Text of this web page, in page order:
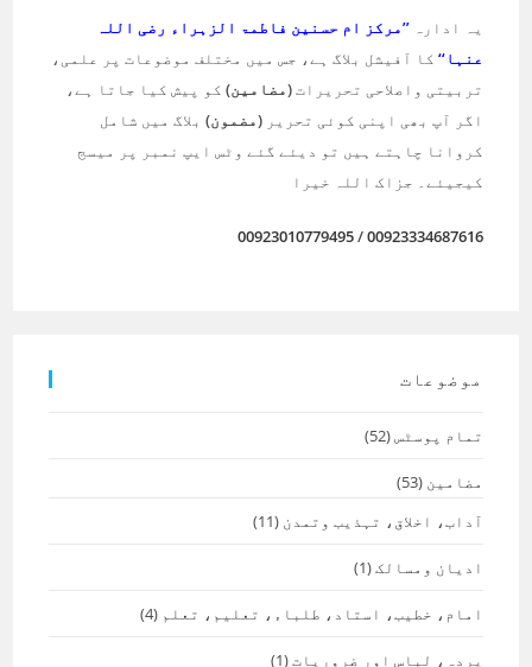
یہ ادارہ’’مرکز ام حسنین فاطمۃ الزہراء رضی اللہ
عنہا‘‘ کا آفیشل بلاگ ہے، جس میں مختلف موضوعات پر علمی،
تربیتی واصلاحی تحریرات(مضامین) کو پیش کیا جاتا ہے،
اگر آپ بھی اپنی کوئی تحریر(مضمون) بلاگ میں شامل
کروانا چاہتے ہیں تو دیئے گئے وٹس ایپ نمبر پر میسج
کیجیئے۔ جزاک اللہ خیرا
00923334687616
/
00923010779495
موضوعات
تمام پوسٹس(52)
مضامین (53)
آداب، اخلاق، تہذیب وتمدن (11)
ادیان ومسالک(1)
امام، خطیب، استاد، طلباء، تعلیم، تعلم (4)
پردہ، لباس اور ضروریات(1)